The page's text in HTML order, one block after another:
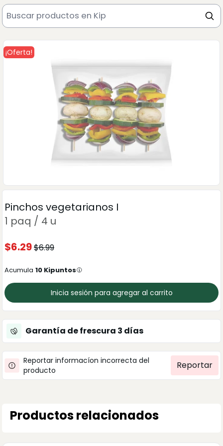
¡Oferta!
Pinchos vegetarianos I
1 paq / 4 u
$6.29$6.99
Acumula 10 Kipuntos
Inicia sesión para agregar al carrito
Garantía de frescura 3 días
Reportar informacíon incorrecta del
producto
Reportar
Productos relacionados